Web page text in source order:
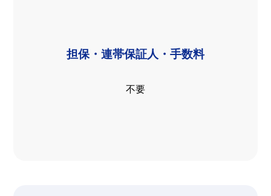
担保・連帯保証人・手数料
不要